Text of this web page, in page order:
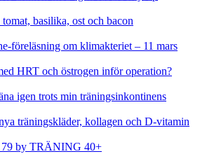
tomat, basilika, ost och bacon
föreläsning om klimakteriet – 11 mars
HRT och östrogen inför operation?
igen trots min träningsinkontinens
träningskläder, kollagen och D-vitamin
by TRÄNING 40+